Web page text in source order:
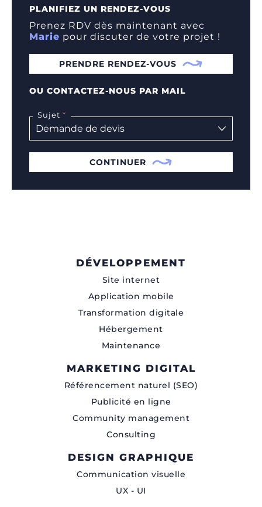
PLANIFIEZ UN RENDEZ-VOUS
Prenez RDV dès maintenant avec
Marie pour discuter de votre projet !
PRENDRE RENDEZ-VOUS
OU CONTACTEZ-NOUS PAR MAIL
Sujet
CONTINUER
DÉVELOPPEMENT
Site internet
Application mobile
Transformation digitale
Hébergement
Maintenance
MARKETING DIGITAL
Référencement naturel (SEO)
Publicité en ligne
Community management
Consulting
DESIGN GRAPHIQUE
Communication visuelle
UX - UI